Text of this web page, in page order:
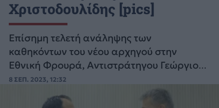
Χριστοδουλίδης [pics]
Επίσημη τελετή ανάληψης των
καθηκόντων του νέου αρχηγού στην
Εθνική Φρουρά, Αντιστράτηγου Γεώργιου
Τσιτσικώστα, όπως ανακοίνωσε η
κυπριακή Προεδρία.
8 ΣΕΠ. 2023, 12:32